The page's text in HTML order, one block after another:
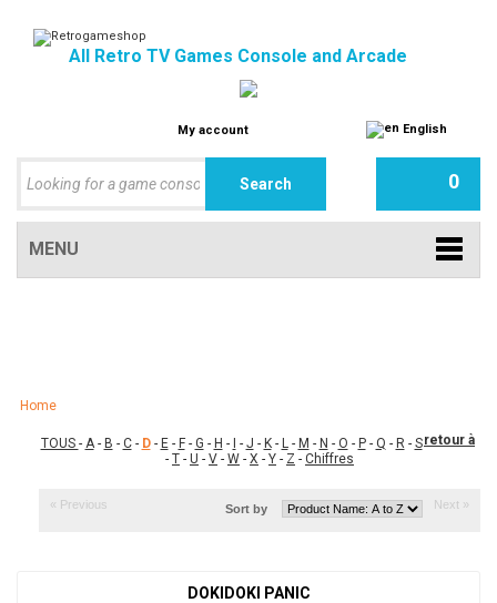
All Retro TV Games Console and Arcade
My account English
0
MENU
Home
retour à
TOUS - A- B - C- D- E- F- G - H - - J - K- L- M - N - O - P- Q - R - S
- T - U - V - W - X - Y - Z - Chiffres
« Previous Next »
Sort by
DOKIDOKI PANIC